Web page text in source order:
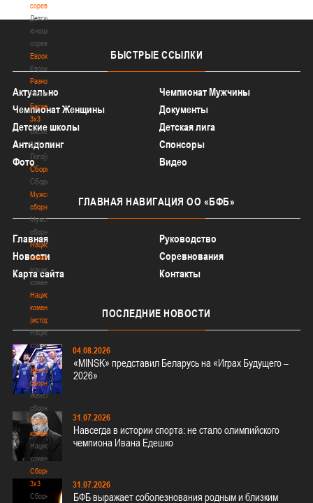
соревнования
Детско-
юношеские
соревнования
Еврокубки
Еврокубки
Разное
Разное
Баскетбол
3х3
Баскетбол
3х3
Лого[modid=121]
Сборные
Сборные
Мужские
сборные
Мужские
сборные
Национальная
команда
Национальная
команда
Национальная
команда
(история)
Национальная
команда
(история)
Женские
сборные
Женские
сборные
Национальная
команда
Национальная
команда
Сборные
3х3
Сборные
БЫСТРЫЕ ССЫЛКИ
Актуально
Чемпионат Мужчины
Чемпионат Женщины
Документы
Детские школы
Детская лига
Антидопинг
Спонсоры
Фото
Видео
ГЛАВНАЯ НАВИГАЦИЯ ОО «БФБ»
Главная
Руководство
Новости
Соревнования
Карта сайта
Контакты
ПОСЛЕДНИЕ НОВОСТИ
04.08.2026
«MINSK» представил Беларусь на «Играх Будущего –
2026»
31.07.2026
Навсегда в истории спорта: не стало олимпийского
чемпиона Ивана Едешко
31.07.2026
БФБ выражает соболезнования родным и близким